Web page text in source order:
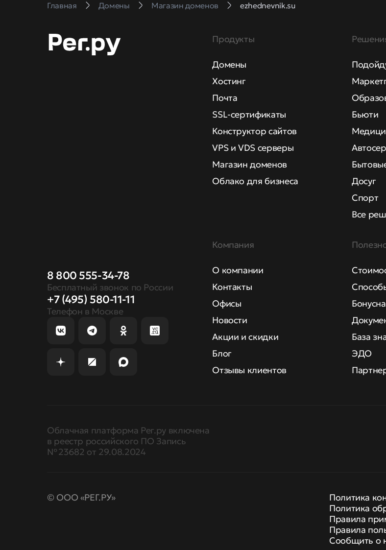
Главная Домены Магазин доменов ezhednevnik.su
8 800 555-34-78
Бесплатный звонок по России
+7 (495) 580-11-11
Телефон в Москве
Продукты
Домены
Хостинг
Почта
SSL-сертификаты
Конструктор сайтов
VPS и VDS серверы
Магазин доменов
Облако для бизнеса
Бьюти
Досуг
Спорт
Все
Компания
О компании
Контакты
Офисы
Новости
Акции и скидки
Блог
Отзывы клиентов
База
ЭДО
Облачная платформа Рег.ру включена
в реестр российского ПО Запись
№ 23682 от 29.08.2024
© ООО «РЕГ.РУ»
Политика
Политика
Правила
Правила
Сообщить о